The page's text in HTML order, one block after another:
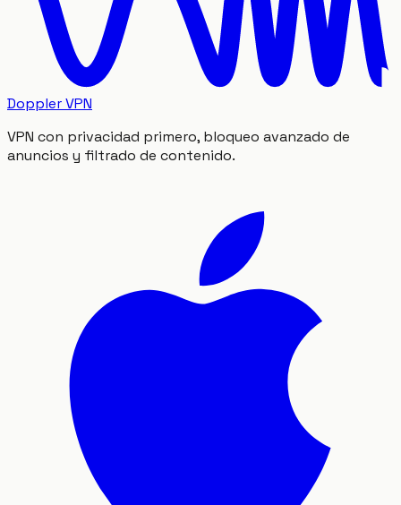
Doppler VPN
VPN con privacidad primero, bloqueo avanzado de
anuncios y filtrado de contenido.